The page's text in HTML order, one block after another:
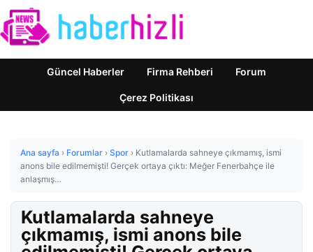
Güncel Haberler Firma Rehberi Forum
Çerez Politikası
Ana sayfa › Forumlar › Spor › Kutlamalarda sahneye çıkmamış, ismi
anons bile edilmemişti! Gerçek ortaya çıktı: Meğer Fenerbahçe ile
anlaşmış…
Kutlamalarda sahneye
çıkmamış, ismi anons bile